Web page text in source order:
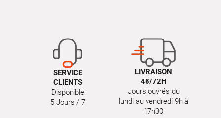
SERVICE
CLIENTS
Disponible
5 Jours / 7
LIVRAISON
48/72H
Jours ouvrés du
lundi au vendredi 9h à
17h30